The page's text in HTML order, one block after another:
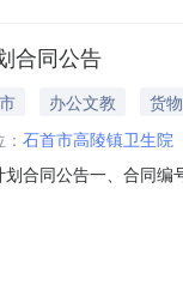
合同公告
办公文教
货物
石首市高陵镇卫生院
合同公告一、合同
市绣林办事处太平坊